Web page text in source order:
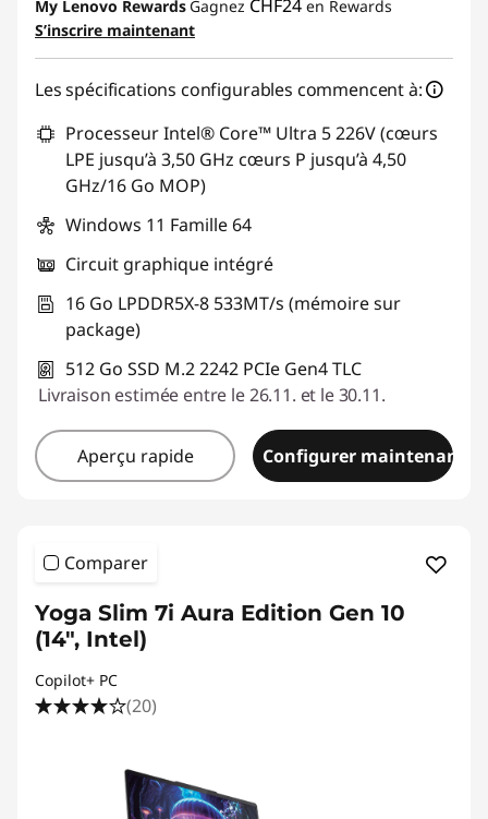
Code de réduction :
My Lenovo Rewards Gagnez CHF24 en Rewards
S’inscrire maintenant
Les spécifications configurables commencent à:
Processeur Intel® Core™ Ultra 5 226V (cœurs
LPE jusqu’à 3,50 GHz cœurs P jusqu’à 4,50
GHz/16 Go MOP)
Windows 11 Famille 64
Circuit graphique intégré
16 Go LPDDR5X-8 533MT/s (mémoire sur
package)
512 Go SSD M.2 2242 PCIe Gen4 TLC
Livraison estimée entre le 26.11. et le 30.11.
Aperçu rapide Configurer maintenant
Comparer
Yoga Slim 7i Aura Edition Gen 10
(14", Intel)
Copilot+ PC
(20)